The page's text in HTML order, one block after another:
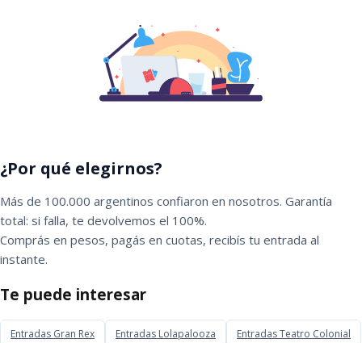
¿Por qué elegirnos?
Más de 100.000 argentinos confiaron en nosotros. Garantía
total: si falla, te devolvemos el 100%.
Comprás en pesos, pagás en cuotas, recibís tu entrada al
instante.
Te puede interesar
Entradas Gran Rex Entradas Lolapalooza Entradas Teatro Colonial